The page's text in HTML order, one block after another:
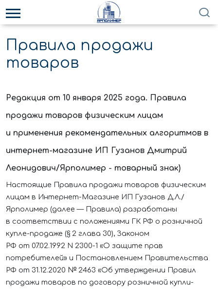
Правила продажи
товаров
Редакция от 10 января 2025 года. Правила
продажи товаров физическим лицам
и применения рекомендательных алгоритмов в
интернет-магазине ИП Гузанов Дмитрий
Леонидович/Ярполимер - товарный знак)
Настоящие Правила продажи товаров физическим
лицам в Интернет-Магазине ИП Гузанов Д.Л./
Ярполимер (далее — Правила) разработаны
в соответствии с положениями ГК РФ о розничной
купле-продаже (§ 2 глава 30), Законом
РФ от 07.02.1992 N 2300-1 «О защите прав
потребителей» и Постановлением Правительства
РФ от 31.12.2020 № 2463 «Об утверждении Правил
продажи товаров по договору розничной купли-